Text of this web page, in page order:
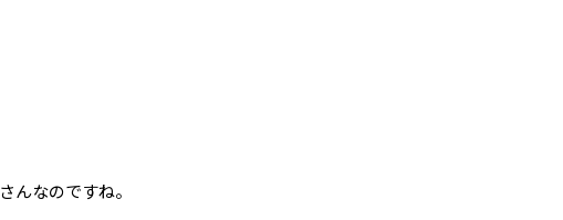
さんなのですね。